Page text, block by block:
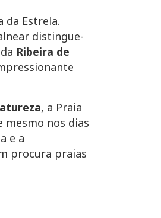
da Estrela.
distingue-
Ribeira de
, a Praia
mesmo nos dias
e a
procura praias